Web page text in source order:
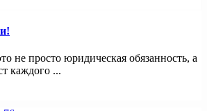
не просто юридическая обязанность, а
каждого ...